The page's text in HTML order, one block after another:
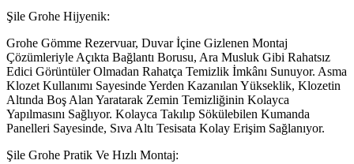
Şile Grohe Hijyenik:
Grohe Gömme Rezervuar, Duvar İçine Gizlenen Montaj
Çözümleriyle Açıkta Bağlantı Borusu, Ara Musluk Gibi Rahatsız
Edici Görüntüler Olmadan Rahatça Temizlik İmkânı Sunuyor. Asma
Klozet Kullanımı Sayesinde Yerden Kazanılan Yükseklik, Klozetin
Altında Boş Alan Yaratarak Zemin Temizliğinin Kolayca
Yapılmasını Sağlıyor. Kolayca Takılıp Sökülebilen Kumanda
Panelleri Sayesinde, Sıva Altı Tesisata Kolay Erişim Sağlanıyor.
Şile Grohe Pratik Ve Hızlı Montaj: